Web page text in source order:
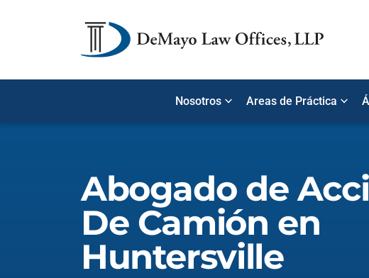
Nosotros Areas de Práctica
Abogado de
De Camión en
Huntersville